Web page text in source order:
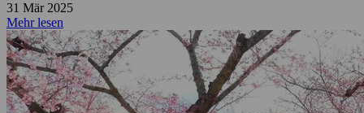
31 Mär 2025
Mehr lesen